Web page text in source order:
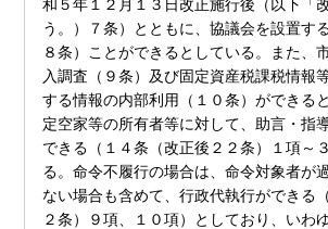
和５年１２月１３日改正施行後（以下「
う。）７条）とともに、協議会を設置す
８条）ことができるとしている。また、
入調査（９条）及び固定資産税課税情報
する情報の内部利用（１０条）ができる
定空家等の所有者等に対して、助言・指
できる（１４条（改正後２２条）１項～
る。命令不履行の場合は、命令対象者が
ない場合も含めて、行政代執行ができる
２条）９項、１０項）としており、いわ